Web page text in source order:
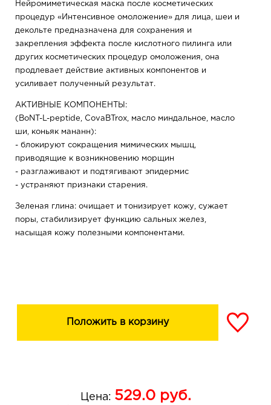
Нейромиметическая маска после косметических
процедур «Интенсивное омоложение» для лица, шеи и
декольте предназначена для сохранения и
закрепления эффекта после кислотного пилинга или
других косметических процедур омоложения, она
продлевает действие активных компонентов и
усиливает полученный результат.
АКТИВНЫЕ КОМПОНЕНТЫ:
(BoNT-L-peptide, CovaBTrox, масло миндальное, масло
ши, коньяк мананн):
- блокируют сокращения мимических мышц,
приводящие к возникновению морщин
- разглаживают и подтягивают эпидермис
- устраняют признаки старения.
Зеленая глина: очищает и тонизирует кожу, сужает
поры, стабилизирует функцию сальных желез,
насыщая кожу полезными компонентами.
Положить в корзину
Цена: 529.0руб.